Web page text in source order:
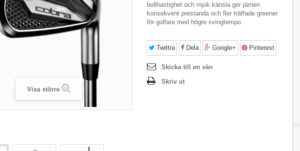
Visa större
bollhastighet och mjuk känsla ger järnen
konsekvent prestanda och fler träffade greener
för golfare med högre svingtempo.
Twittra Dela Google+ Pinterest
Skicka till en vän
Skriv ut